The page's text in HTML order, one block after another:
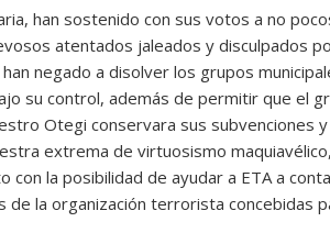
han sostenido con sus votos a no
atentados jaleados y disculpados
negado a disolver los grupos
su control, además de permitir que el
Otegi conservara sus subvenciones
extrema de virtuosismo
con la posibilidad de ayudar a ETA a
de la organización terrorista concebidas